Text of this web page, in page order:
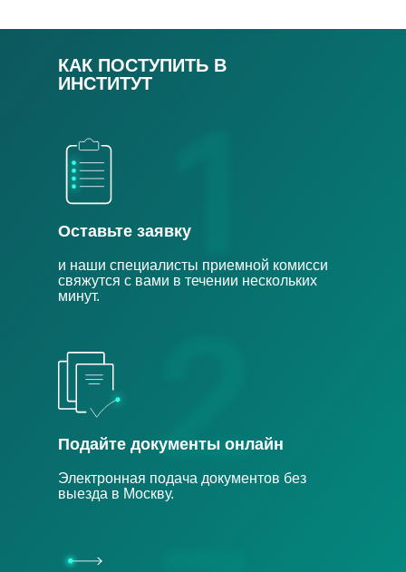
КАК ПОСТУПИТЬ В
ИНСТИТУТ
Оставьте заявку
и наши специалисты приемной комисси
свяжутся с вами в течении нескольких
минут.
Подайте документы онлайн
Электронная подача документов без
выезда в Москву.